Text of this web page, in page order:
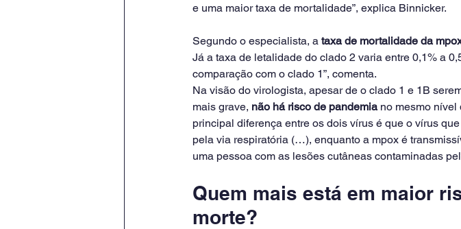
e uma maior taxa de mortalidade”, explica Binnicker.
Segundo o especialista, a taxa de mortalidade da
Já a taxa de letalidade do clado 2 varia entre 0,1% a
comparação com o clado 1”, comenta.
Na visão do virologista, apesar de o clado 1 e 1B
mais grave, não há risco de pandemia no mesmo nível
principal diferença entre os dois vírus é que o vírus
pela via respiratória (…), enquanto a mpox é
uma pessoa com as lesões cutâneas contaminadas
Quem mais está em maior
morte?